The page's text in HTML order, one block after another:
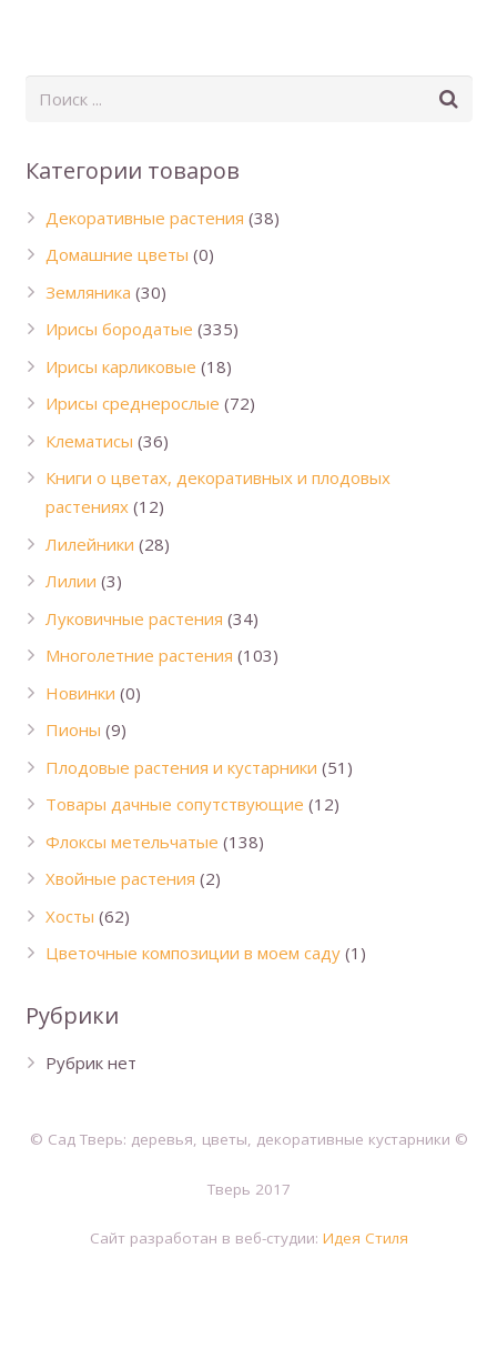
Категории товаров
Декоративные растения (38)
Домашние цветы (0)
Земляника (30)
Ирисы бородатые (335)
Ирисы карликовые (18)
Ирисы среднерослые (72)
Клематисы (36)
Книги о цветах, декоративных и плодовых
растениях (12)
Лилейники (28)
Лилии (3)
Луковичные растения (34)
Многолетние растения (103)
Новинки (0)
Пионы (9)
Плодовые растения и кустарники (51)
Товары дачные сопутствующие (12)
Флоксы метельчатые (138)
Хвойные растения (2)
Хосты (62)
Цветочные композиции в моем саду (1)
Рубрики
Рубрик нет
© Сад Тверь: деревья, цветы, декоративные кустарники ©
Тверь 2017
Сайт разработан в веб-студии: Идея Стиля